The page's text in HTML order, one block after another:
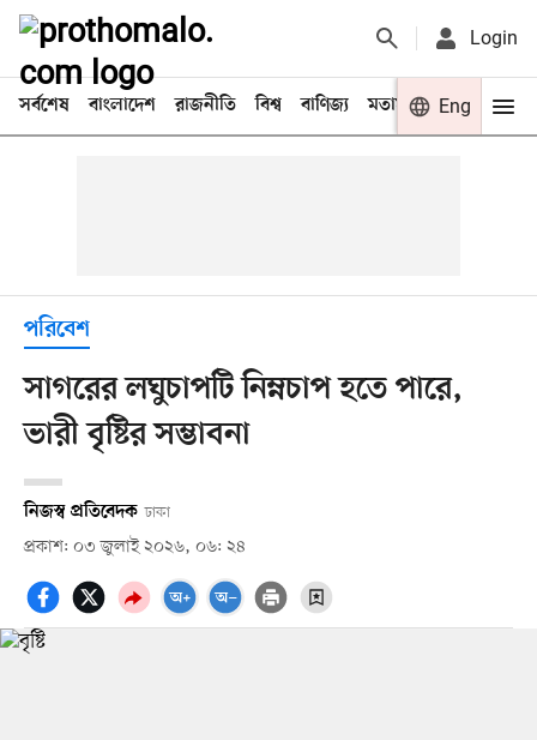
Login
সর্বশেষ বাংলাদেশ রাজনীতি বিশ্ব বাণিজ্য মতামত খেলা
Eng
পরিবেশ
সাগরের লঘুচাপটি নিম্নচাপ হতে পারে,
ভারী বৃষ্টির সম্ভাবনা
নিজস্ব প্রতিবেদক ঢাকা
প্রকাশ: ০৩ জুলাই ২০২৬, ০৬: ২৪